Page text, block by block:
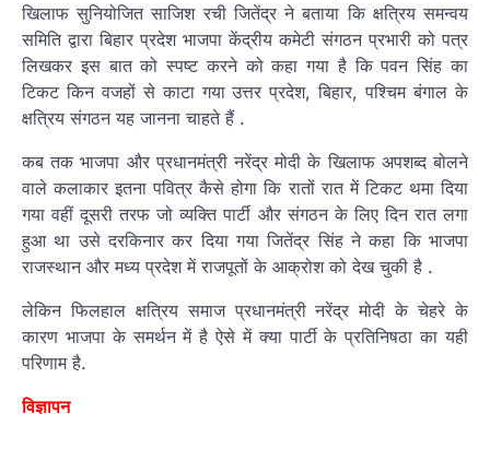
खिलाफ सुनियोजित साजिश रची जितेंद्र ने बताया कि क्षत्रिय समन्वय
समिति द्वारा बिहार प्रदेश भाजपा केंद्रीय कमेटी संगठन प्रभारी को पत्र
लिखकर इस बात को स्पष्ट करने को कहा गया है कि पवन सिंह का
टिकट किन वजहों से काटा गया उत्तर प्रदेश, बिहार, पश्चिम बंगाल के
क्षत्रिय संगठन यह जानना चाहते हैं .
कब तक भाजपा और प्रधानमंत्री नरेंद्र मोदी के खिलाफ अपशब्द बोलने
वाले कलाकार इतना पवित्र कैसे होगा कि रातों रात में टिकट थमा दिया
गया वहीं दूसरी तरफ जो व्यक्ति पार्टी और संगठन के लिए दिन रात लगा
हुआ था उसे दरकिनार कर दिया गया जितेंद्र सिंह ने कहा कि भाजपा
राजस्थान और मध्य प्रदेश में राजपूतों के आक्रोश को देख चुकी है .
लेकिन फिलहाल क्षत्रिय समाज प्रधानमंत्री नरेंद्र मोदी के चेहरे के
कारण भाजपा के समर्थन में है ऐसे में क्या पार्टी के प्रतिनिषठा का यही
परिणाम है.
विज्ञापन